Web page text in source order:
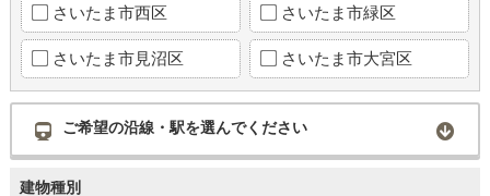
さいたま市西区 さいたま市緑区
さいたま市見沼区 さいたま市大宮区
ご希望の沿線・駅を選んでください
建物種別